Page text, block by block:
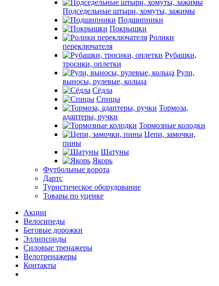
Подседельные штыри, хомуты, зажимы
Подшипники
Покрышки
Ролики
переключателя
Рубашки,
тросики, оплетки
Рули,
выносы, рулевые, кольца
Сёдла
Спицы
Тормоза,
адаптеры, ручки
Тормозные колодки
Цепи, замочки,
пины
Шатуны
Якорь
Футбольные ворота
Дартс
Туристическое оборудование
Товары по уценке
Акции
Велосипеды
Беговые дорожки
Эллипсоиды
Силовые тренажеры
Велотренажеры
Контакты